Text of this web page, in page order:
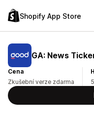
Shopify App Store
GA: News
Cena
Zkušební verze zdarma